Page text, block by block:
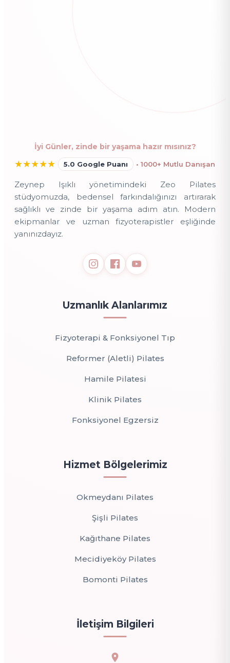
İyi Günler, zinde bir yaşama hazır mısınız?
★★★★★ 5.0 Google Puanı • 1000+ Mutlu Danışan
Zeynep Işıklı yönetimindeki Zeo Pilates
stüdyomuzda, bedensel farkındalığınızı artırarak
sağlıklı ve zinde bir yaşama adım atın. Modern
ekipmanlar ve uzman fizyoterapistler eşliğinde
yanınızdayız.
Uzmanlık Alanlarımız
Fizyoterapi & Fonksiyonel Tıp
Reformer (Aletli) Pilates
Hamile Pilatesi
Klinik Pilates
Fonksiyonel Egzersiz
Hizmet Bölgelerimiz
Okmeydanı Pilates
Şişli Pilates
Kağıthane Pilates
Mecidiyeköy Pilates
Bomonti Pilates
İletişim Bilgileri